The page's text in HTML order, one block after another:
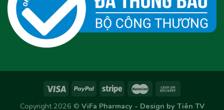
Copyright 2026 © ViFa Pharmacy - Design by Tiên TV